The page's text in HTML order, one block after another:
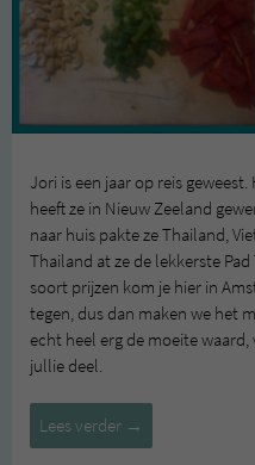
Jori is een jaar op reis
heeft ze in Nieuw Zeeland
naar huis pakte ze Thailand,
Thailand at ze de lekkerste
soort prijzen kom je hier in
tegen, dus dan maken we het
echt heel erg de moeite
jullie deel.
Lees verder Recept:
vegan
→